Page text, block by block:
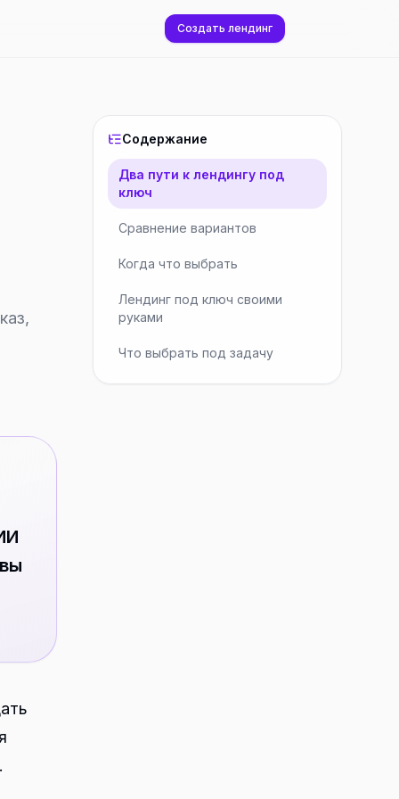
Создать лендинг
Содержание
Два пути к лендингу под
ключ
Сравнение вариантов
Когда что выбрать
Лендинг под ключ своими
руками
Что выбрать под задачу